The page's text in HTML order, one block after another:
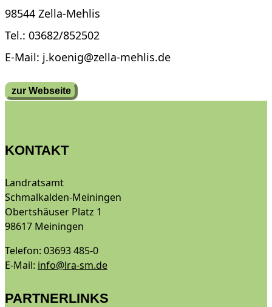
98544 Zella-Mehlis
Tel.: 03682/852502
E-Mail: j.koenig@zella-mehlis.de
zur Webseite
KONTAKT
Landratsamt
Schmalkalden-Meiningen
Obertshäuser Platz 1
98617 Meiningen
Telefon: 03693 485-0
E-Mail: info@lra-sm.de
PARTNERLINKS